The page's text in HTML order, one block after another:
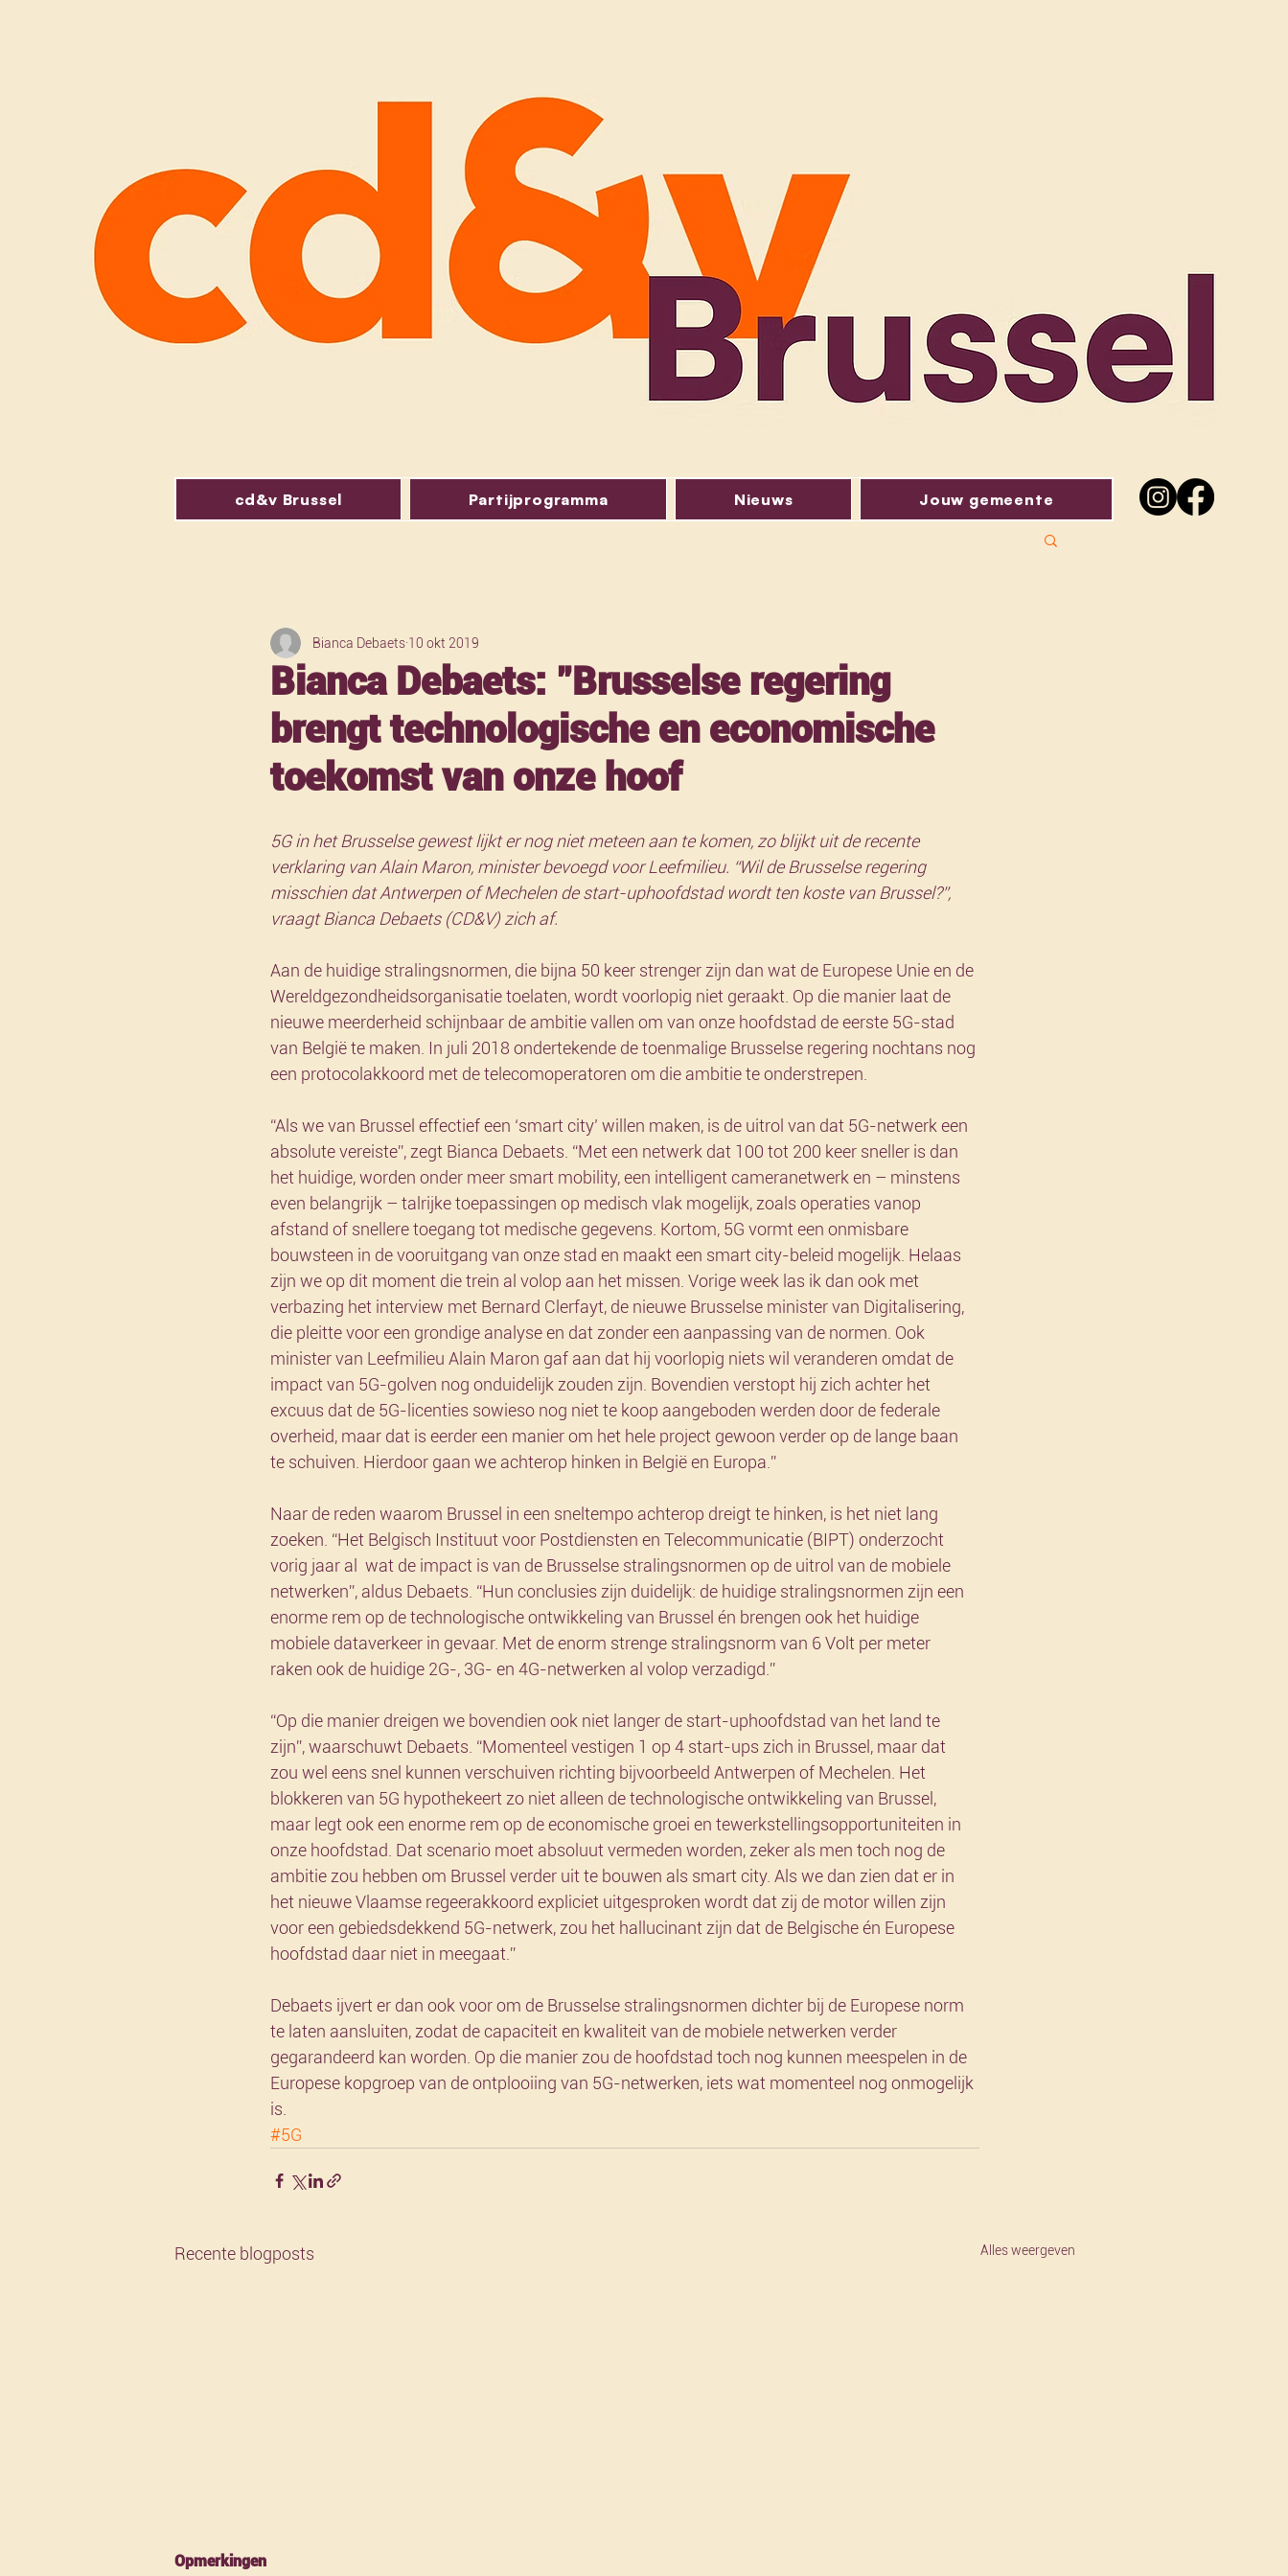
cd&v Brussel Partijprogramma Nieuws Jouw gemeente
Bianca Debaets: "Brusselse regering
brengt technologische en economische
toekomst van onze hoof
Bianca Debaets 10 okt 2019
5G in het Brusselse gewest lijkt er nog niet meteen aan te komen, zo blijkt uit de recente
verklaring van Alain Maron, minister bevoegd voor Leefmilieu. “Wil de Brusselse regering
misschien dat Antwerpen of Mechelen de start-uphoofdstad wordt ten koste van Brussel?”,
vraagt Bianca Debaets (CD&V) zich af.
Aan de huidige stralingsnormen, die bijna 50 keer strenger zijn dan wat de Europese Unie en de
Wereldgezondheidsorganisatie toelaten, wordt voorlopig niet geraakt. Op die manier laat de
nieuwe meerderheid schijnbaar de ambitie vallen om van onze hoofdstad de eerste 5G-stad
van België te maken. In juli 2018 ondertekende de toenmalige Brusselse regering nochtans nog
een protocolakkoord met de telecomoperatoren om die ambitie te onderstrepen.
“Als we van Brussel effectief een ‘smart city’ willen maken, is de uitrol van dat 5G-netwerk een
absolute vereiste”, zegt Bianca Debaets. “Met een netwerk dat 100 tot 200 keer sneller is dan
het huidige, worden onder meer smart mobility, een intelligent cameranetwerk en – minstens
even belangrijk – talrijke toepassingen op medisch vlak mogelijk, zoals operaties vanop
afstand of snellere toegang tot medische gegevens. Kortom, 5G vormt een onmisbare
bouwsteen in de vooruitgang van onze stad en maakt een smart city-beleid mogelijk. Helaas
zijn we op dit moment die trein al volop aan het missen. Vorige week las ik dan ook met
verbazing het interview met Bernard Clerfayt, de nieuwe Brusselse minister van Digitalisering,
die pleitte voor een grondige analyse en dat zonder een aanpassing van de normen. Ook
minister van Leefmilieu Alain Maron gaf aan dat hij voorlopig niets wil veranderen omdat de
impact van 5G-golven nog onduidelijk zouden zijn. Bovendien verstopt hij zich achter het
excuus dat de 5G-licenties sowieso nog niet te koop aangeboden werden door de federale
overheid, maar dat is eerder een manier om het hele project gewoon verder op de lange baan
te schuiven. Hierdoor gaan we achterop hinken in België en Europa.”
Naar de reden waarom Brussel in een sneltempo achterop dreigt te hinken, is het niet lang
zoeken. “Het Belgisch Instituut voor Postdiensten en Telecommunicatie (BIPT) onderzocht
vorig jaar al  wat de impact is van de Brusselse stralingsnormen op de uitrol van de mobiele
netwerken”, aldus Debaets. “Hun conclusies zijn duidelijk: de huidige stralingsnormen zijn een
enorme rem op de technologische ontwikkeling van Brussel én brengen ook het huidige
mobiele dataverkeer in gevaar. Met de enorm strenge stralingsnorm van 6 Volt per meter
raken ook de huidige 2G-, 3G- en 4G-netwerken al volop verzadigd.”
“Op die manier dreigen we bovendien ook niet langer de start-uphoofdstad van het land te
zijn”, waarschuwt Debaets. “Momenteel vestigen 1 op 4 start-ups zich in Brussel, maar dat
zou wel eens snel kunnen verschuiven richting bijvoorbeeld Antwerpen of Mechelen. Het
blokkeren van 5G hypothekeert zo niet alleen de technologische ontwikkeling van Brussel,
maar legt ook een enorme rem op de economische groei en tewerkstellingsopportuniteiten in
onze hoofdstad. Dat scenario moet absoluut vermeden worden, zeker als men toch nog de
ambitie zou hebben om Brussel verder uit te bouwen als smart city. Als we dan zien dat er in
het nieuwe Vlaamse regeerakkoord expliciet uitgesproken wordt dat zij de motor willen zijn
voor een gebiedsdekkend 5G-netwerk, zou het hallucinant zijn dat de Belgische én Europese
hoofdstad daar niet in meegaat.”
Debaets ijvert er dan ook voor om de Brusselse stralingsnormen dichter bij de Europese norm
te laten aansluiten, zodat de capaciteit en kwaliteit van de mobiele netwerken verder
gegarandeerd kan worden. Op die manier zou de hoofdstad toch nog kunnen meespelen in de
Europese kopgroep van de ontplooiing van 5G-netwerken, iets wat momenteel nog onmogelijk
is.
#5G
Recente blogposts Alles weergeven
Opmerkingen